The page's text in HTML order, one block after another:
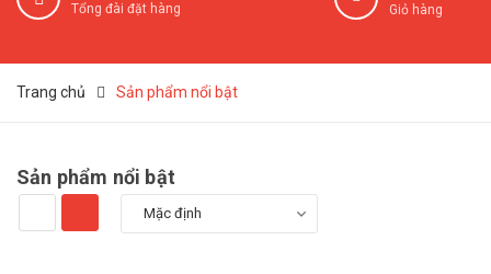
Tổng đài đặt hàng Giỏ hàng
Trang chủ Sản phẩm nổi bật
Sản phẩm nổi bật
Mặc định